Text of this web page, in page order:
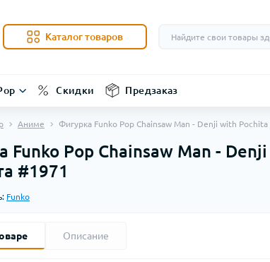
Каталог товаров
Скидки Предзаказ
Аниме Фигурка Funko Pop Chainsaw Man - Denji with
Funko Pop Chainsaw Man -
#1971
Funko
Описание